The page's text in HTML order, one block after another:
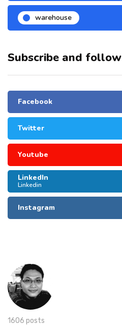
warehouse
Subscribe and follow
Facebook
Twitter
Youtube
LinkedIn
Linkedin
Instagram
1606 posts